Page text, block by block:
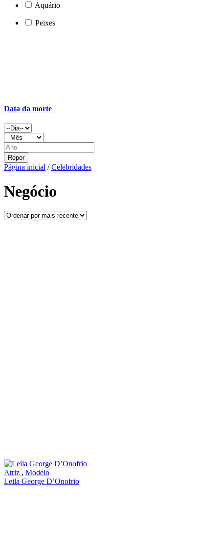
Aquário
Peixes
Data da morte
Repor
Página inicial / Celebridades
Negócio
Atriz , Modelo
Leila George D’Onofrio